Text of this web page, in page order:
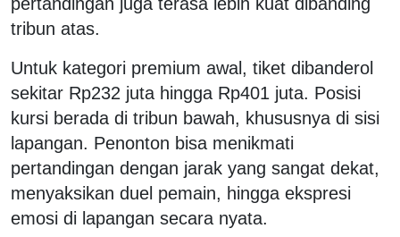
tribun atas.
Untuk kategori premium awal, tiket dibanderol
sekitar Rp232 juta hingga Rp401 juta. Posisi
kursi berada di tribun bawah, khususnya di sisi
lapangan. Penonton bisa menikmati
pertandingan dengan jarak yang sangat dekat,
menyaksikan duel pemain, hingga ekspresi
emosi di lapangan secara nyata.